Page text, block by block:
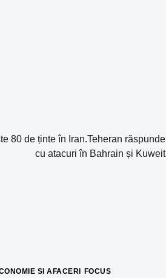
80 de ținte în Iran.Teheran răspunde
cu atacuri în Bahrain și Kuweit
SI AFACERI
FOCUS